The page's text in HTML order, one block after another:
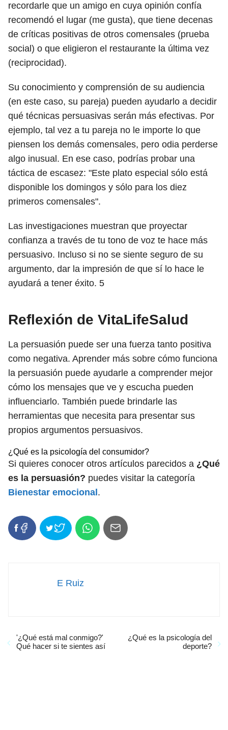
recordarle que un amigo en cuya opinión confía
recomendó el lugar (me gusta), que tiene decenas
de críticas positivas de otros comensales (prueba
social) o que eligieron el restaurante la última vez
(reciprocidad).
Su conocimiento y comprensión de su audiencia
(en este caso, su pareja) pueden ayudarlo a decidir
qué técnicas persuasivas serán más efectivas. Por
ejemplo, tal vez a tu pareja no le importe lo que
piensen los demás comensales, pero odia perderse
algo inusual. En ese caso, podrías probar una
táctica de escasez: "Este plato especial sólo está
disponible los domingos y sólo para los diez
primeros comensales".
Las investigaciones muestran que proyectar
confianza a través de tu tono de voz te hace más
persuasivo. Incluso si no se siente seguro de su
argumento, dar la impresión de que sí lo hace le
ayudará a tener éxito. 5
Reflexión de VitaLifeSalud
La persuasión puede ser una fuerza tanto positiva
como negativa. Aprender más sobre cómo funciona
la persuasión puede ayudarle a comprender mejor
cómo los mensajes que ve y escucha pueden
influenciarlo. También puede brindarle las
herramientas que necesita para presentar sus
propios argumentos persuasivos.
¿Qué es la psicología del consumidor?
Si quieres conocer otros artículos parecidos a ¿Qué
es la persuasión? puedes visitar la categoría
Bienestar emocional .
E Ruiz
'¿Qué está mal conmigo?'
Qué hacer si te sientes así
¿Qué es la psicología del
deporte?